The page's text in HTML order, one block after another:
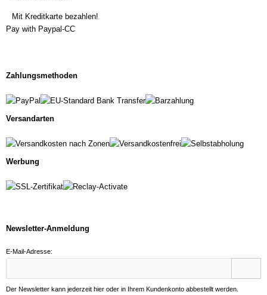
Mit Kreditkarte bezahlen!
Pay with Paypal-CC
Zahlungsmethoden
Versandarten
Werbung
Newsletter-Anmeldung
E-Mail-Adresse:
Der Newsletter kann jederzeit hier oder in Ihrem Kundenkonto abbestellt werden.